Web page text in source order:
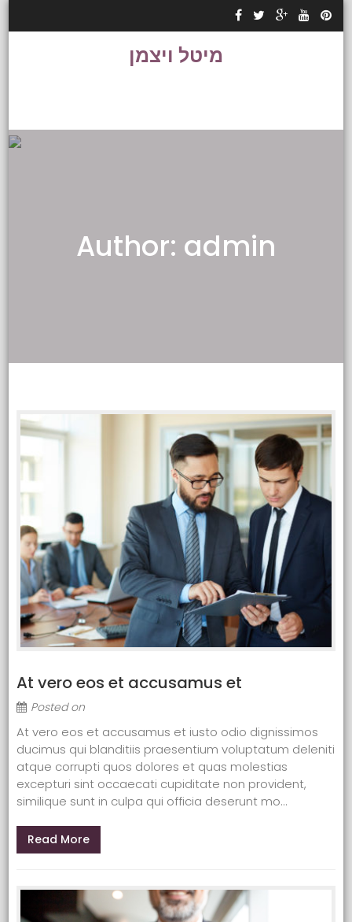
מיטל ויצמן
Author: admin
At vero eos et accusamus et
Posted on
At vero eos et accusamus et iusto odio dignissimos
ducimus qui blanditiis praesentium voluptatum deleniti
atque corrupti quos dolores et quas molestias
excepturi sint occaecati cupiditate non provident,
similique sunt in culpa qui officia deserunt mo...
Read More